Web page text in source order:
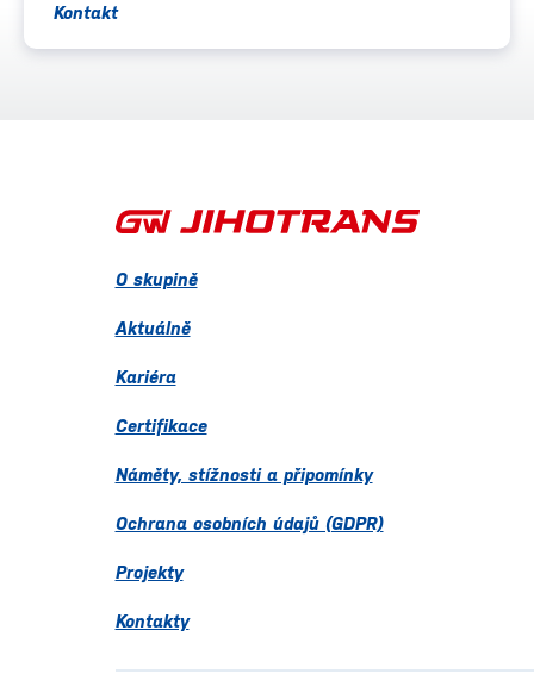
Kontakt
O skupině
Aktuálně
Kariéra
Certifikace
Náměty, stížnosti a připomínky
Ochrana osobních údajů (GDPR)
Projekty
Kontakty